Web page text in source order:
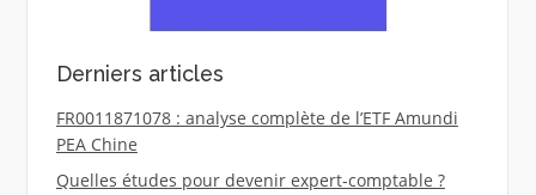
Derniers articles
FR0011871078 : analyse complète de l’ETF Amundi
PEA Chine
Quelles études pour devenir expert-comptable ?